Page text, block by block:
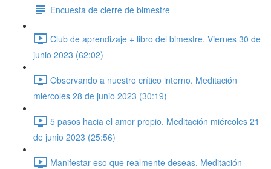
Encuesta de cierre de bimestre
Club de aprendizaje + libro del bimestre. Viernes 30 de
junio 2023 (62:02)
Observando a nuestro crítico interno. Meditación
miércoles 28 de junio 2023 (30:19)
5 pasos hacia el amor propio. Meditación miércoles 21
de junio 2023 (25:56)
Manifestar eso que realmente deseas. Meditación